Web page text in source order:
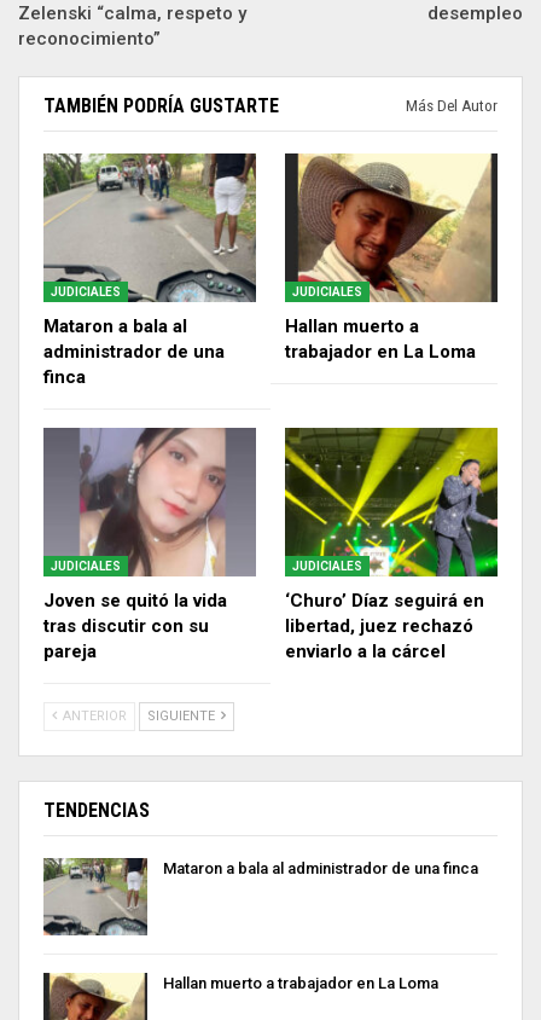
Zelenski “calma, respeto y
reconocimiento”
desempleo
TAMBIÉN PODRÍA GUSTARTE Más Del Autor
JUDICIALES
Mataron a bala al
administrador de una
finca
JUDICIALES
Hallan muerto a
trabajador en La Loma
JUDICIALES
Joven se quitó la vida
tras discutir con su
pareja
JUDICIALES
‘Churo’ Díaz seguirá en
libertad, juez rechazó
enviarlo a la cárcel
ANTERIOR SIGUIENTE
TENDENCIAS
Mataron a bala al administrador de una finca
Hallan muerto a trabajador en La Loma